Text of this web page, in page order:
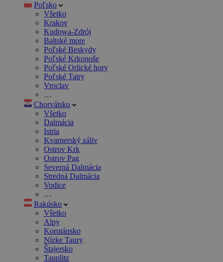
Poľsko
Všetko
Krakov
Kudowa-Zdrój
Baltské more
Poľské Beskydy
Poľské Krkonoše
Poľské Orlické hory
Poľské Tatry
Vroclav
…
Chorvátsko
Všetko
Dalmácia
Istria
Kvarnerský záliv
Ostrov Krk
Ostrov Pag
Severná Dalmácia
Stredná Dalmácia
Vodice
…
Rakúsko
Všetko
Alpy
Korutánsko
Nízke Taury
Štajersko
Tauplitz